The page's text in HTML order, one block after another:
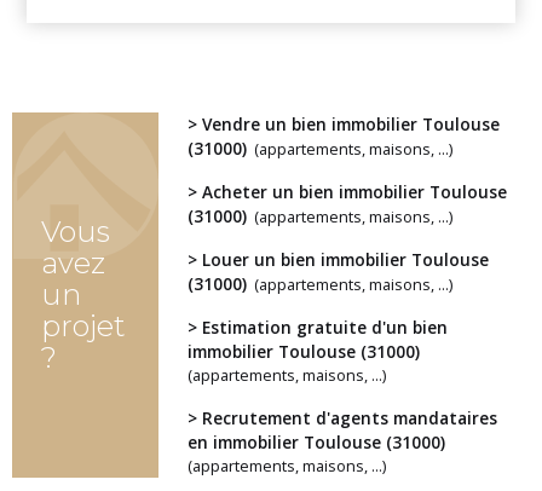
Vous
avez
un
projet
?
> Vendre un bien immobilier Toulouse
(31000) (appartements, maisons, ...)
> Acheter un bien immobilier Toulouse
(31000) (appartements, maisons, ...)
> Louer un bien immobilier Toulouse
(31000) (appartements, maisons, ...)
> Estimation gratuite d'un bien
immobilier Toulouse (31000)
(appartements, maisons, ...)
> Recrutement d'agents mandataires
en immobilier Toulouse (31000)
(appartements, maisons, ...)